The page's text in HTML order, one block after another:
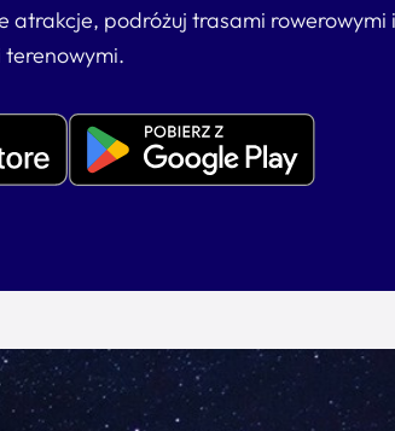
atrakcje, podróżuj trasami rowerowymi